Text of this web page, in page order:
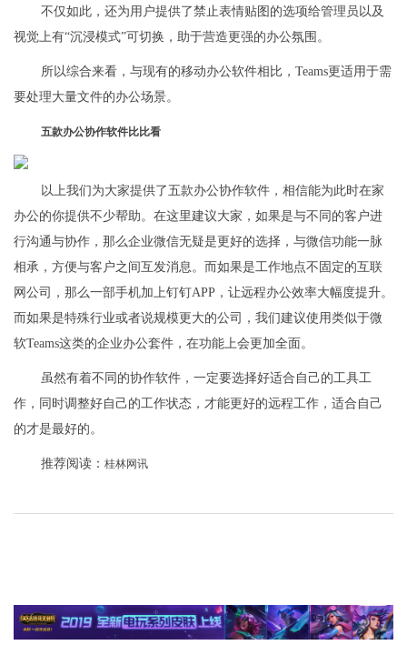
不仅如此，还为用户提供了禁止表情贴图的选项给管理员以及
视觉上有“沉浸模式”可切换，助于营造更强的办公氛围。
所以综合来看，与现有的移动办公软件相比，Teams更适用于需
要处理大量文件的办公场景。
五款办公协作软件比比看
以上我们为大家提供了五款办公协作软件，相信能为此时在家
办公的你提供不少帮助。在这里建议大家，如果是与不同的客户进
行沟通与协作，那么企业微信无疑是更好的选择，与微信功能一脉
相承，方便与客户之间互发消息。而如果是工作地点不固定的互联
网公司，那么一部手机加上钉钉APP，让远程办公效率大幅度提升。
而如果是特殊行业或者说规模更大的公司，我们建议使用类似于微
软Teams这类的企业办公套件，在功能上会更加全面。
虽然有着不同的协作软件，一定要选择好适合自己的工具工
作，同时调整好自己的工作状态，才能更好的远程工作，适合自己
的才是最好的。
推荐阅读： 桂林网讯